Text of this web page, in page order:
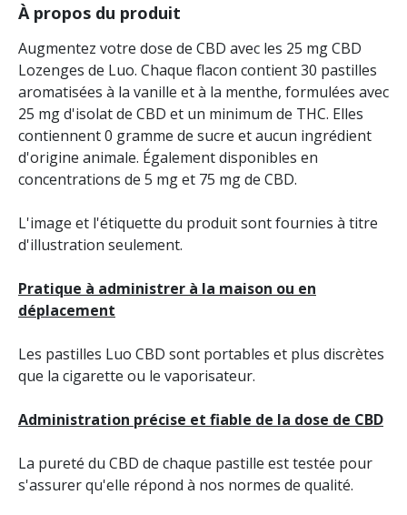
À propos du produit
Augmentez votre dose de CBD avec les 25 mg CBD
Lozenges de Luo. Chaque flacon contient 30 pastilles
aromatisées à la vanille et à la menthe, formulées avec
25 mg d'isolat de CBD et un minimum de THC. Elles
contiennent 0 gramme de sucre et aucun ingrédient
d'origine animale. Également disponibles en
concentrations de 5 mg et 75 mg de CBD.
L'image et l'étiquette du produit sont fournies à titre
d'illustration seulement.
Pratique à administrer à la maison ou en
déplacement
Les pastilles Luo CBD sont portables et plus discrètes
que la cigarette ou le vaporisateur.
Administration précise et fiable de la dose de CBD
La pureté du CBD de chaque pastille est testée pour
s'assurer qu'elle répond à nos normes de qualité.